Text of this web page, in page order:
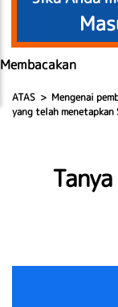
Membacakan
ATAS Mengenai
yang telah menetapkan